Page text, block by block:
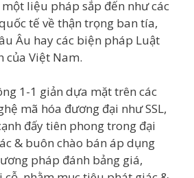
liệu pháp sắp đến như các
tế về thận trọng ban tía,
Âu hay các biện pháp Luật
của Việt Nam.
1-1 giản dựa mặt trên các
mã hóa đương đại như SSL,
đấy tiên phong trong đại
& buôn chào bán áp dụng
pháp đánh bảng giá,